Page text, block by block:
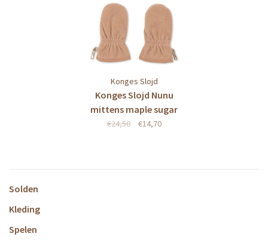
Konges Slojd
Konges Slojd Nunu
mittens maple sugar
€24,50 €14,70
Solden
Kleding
Spelen